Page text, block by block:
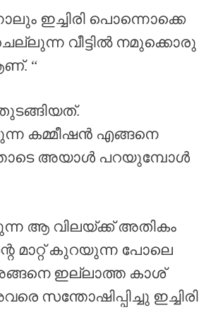
ഇച്ചിരി പൊന്നൊക്കെ
വീട്ടിൽ നമുക്കൊരു
“
കമ്മീഷൻ എങ്ങനെ
അയാൾ പറയുമ്പോൾ
ആ വിലയ്ക്ക് അതികം
മാറ്റ് കുറയുന്ന പോലെ
ഇല്ലാത്ത കാശ്
സന്തോഷിപ്പിച്ചു ഇച്ചിരി